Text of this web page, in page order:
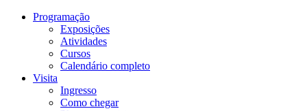
Programação
Exposições
Atividades
Cursos
Calendário completo
Visita
Ingresso
Como chegar